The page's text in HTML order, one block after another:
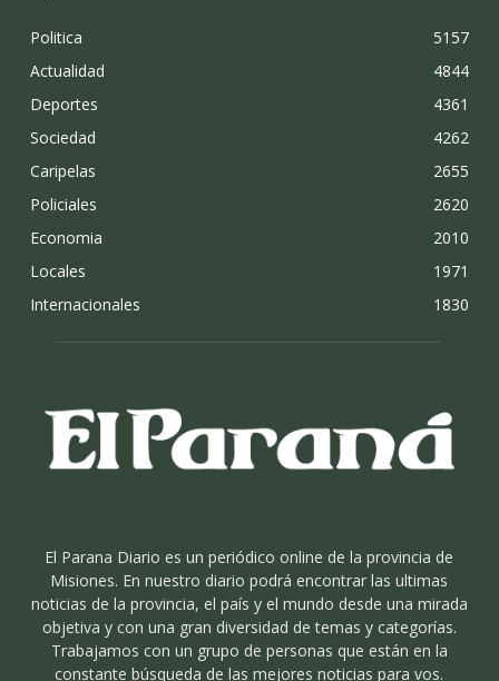
Politica
5157
Actualidad
4844
Deportes
4361
Sociedad
4262
Caripelas
2655
Policiales
2620
Economia
2010
Locales
1971
Internacionales
1830
El Parana Diario es un periódico online de la provincia de
Misiones. En nuestro diario podrá encontrar las ultimas
noticias de la provincia, el país y el mundo desde una mirada
objetiva y con una gran diversidad de temas y categorías.
Trabajamos con un grupo de personas que están en la
constante búsqueda de las mejores noticias para vos.